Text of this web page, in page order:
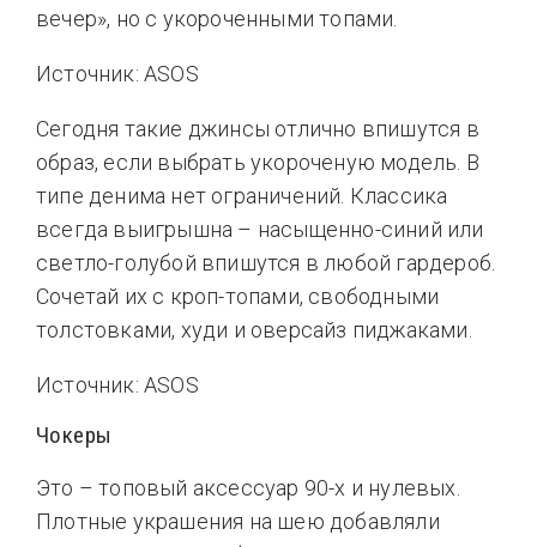
вечер», но с укороченными топами.
Источник: ASOS
Сегодня такие джинсы отлично впишутся в
образ, если выбрать укороченую модель. В
типе денима нет ограничений. Классика
всегда выигрышна – насыщенно-синий или
светло-голубой впишутся в любой гардероб.
Сочетай их с кроп-топами, свободными
толстовками, худи и оверсайз пиджаками.
Источник: ASOS
Чокеры
Это – топовый аксессуар 90-х и нулевых.
Плотные украшения на шею добавляли